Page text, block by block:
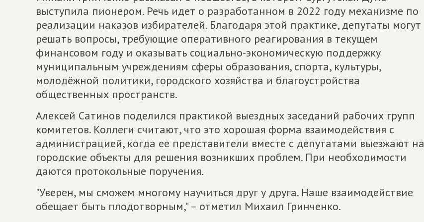
выступила пионером. Речь идет о разработанном в 2022 году механизме по
реализации наказов избирателей. Благодаря этой практике, депутаты могут
решать вопросы, требующие оперативного реагирования в текущем
финансовом году и оказывать социально-экономическую поддержку
муниципальным учреждениям сферы образования, спорта, культуры,
молодёжной политики, городского хозяйства и благоустройства
общественных пространств.
Алексей Сатинов поделился практикой выездных заседаний рабочих групп
комитетов. Коллеги считают, что это хорошая форма взаимодействия с
администрацией, когда ее представители вместе с депутатами выезжают на
городские объекты для решения возникших проблем. При необходимости
даются протокольные поручения.
"Уверен, мы сможем многому научиться друг у друга. Наше взаимодействие
обещает быть плодотворным," – отметил Михаил Гринченко.